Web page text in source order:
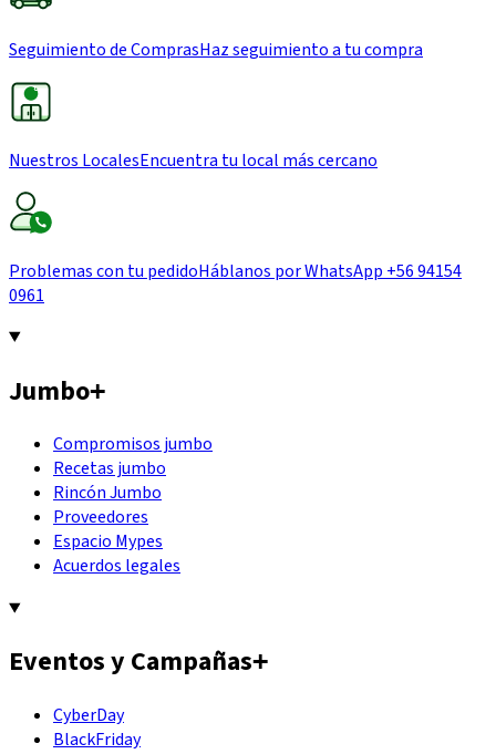
Seguimiento de ComprasHaz seguimiento a tu compra
Nuestros LocalesEncuentra tu local más cercano
Problemas con tu pedidoHáblanos por WhatsApp +56 94154
0961
Jumbo+
Compromisos jumbo
Recetas jumbo
Rincón Jumbo
Proveedores
Espacio Mypes
Acuerdos legales
Eventos y Campañas+
CyberDay
BlackFriday